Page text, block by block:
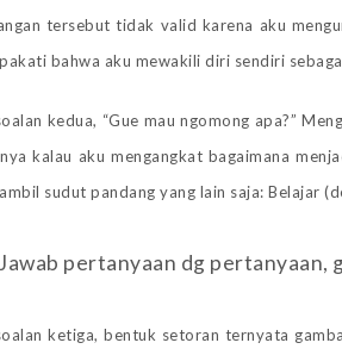
tersebut tidak valid karena aku
bahwa aku mewakili diri sendiri
kedua, “Gue mau ngomong apa?”
kalau aku mengangkat bagaimana
sudut pandang yang lain saja: Belajar
Jawab pertanyaan dg pertanyaan,
ketiga, bentuk setoran ternyata